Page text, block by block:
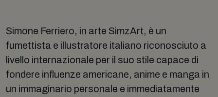
Simone Ferriero, in arte SimzArt, è un
fumettista e illustratore italiano riconosciuto a
livello internazionale per il suo stile capace di
fondere influenze americane, anime e manga in
un immaginario personale e immediatamente